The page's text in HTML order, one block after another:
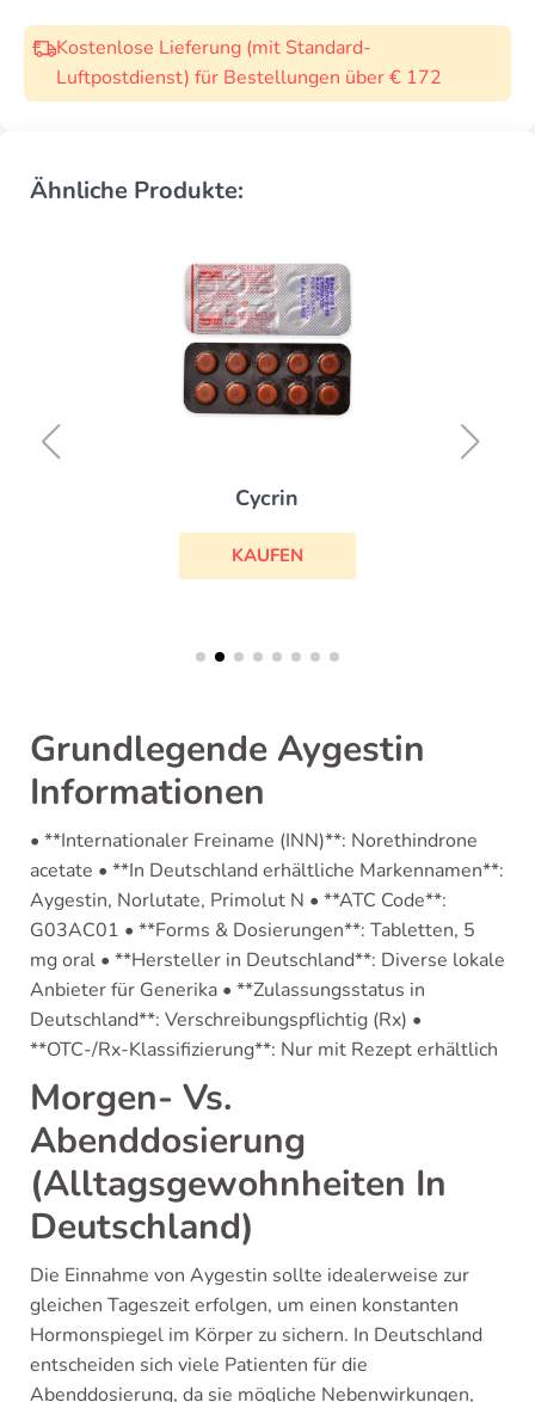
Kostenlose Lieferung (mit Standard-
Luftpostdienst) für Bestellungen über € 172
Ähnliche Produkte:
Cycrin
KAUFEN
Grundlegende Aygestin
Informationen
• **Internationaler Freiname (INN)**: Norethindrone
acetate • **In Deutschland erhältliche Markennamen**:
Aygestin, Norlutate, Primolut N • **ATC Code**:
G03AC01 • **Forms & Dosierungen**: Tabletten, 5
mg oral • **Hersteller in Deutschland**: Diverse lokale
Anbieter für Generika • **Zulassungsstatus in
Deutschland**: Verschreibungspflichtig (Rx) •
**OTC-/Rx-Klassifizierung**: Nur mit Rezept erhältlich
Morgen- Vs.
Abenddosierung
(Alltagsgewohnheiten In
Deutschland)
Die Einnahme von Aygestin sollte idealerweise zur
gleichen Tageszeit erfolgen, um einen konstanten
Hormonspiegel im Körper zu sichern. In Deutschland
entscheiden sich viele Patienten für die
Abenddosierung, da sie mögliche Nebenwirkungen,